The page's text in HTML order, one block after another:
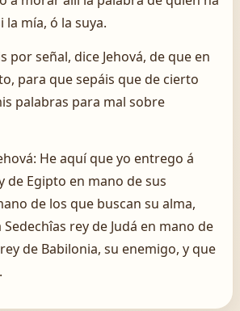
la mía, ó la suya.
por señal, dice Jehová, de que en
para que sepáis que de cierto
palabras para mal sobre
He aquí que yo entrego á
de Egipto en mano de sus
de los que buscan su alma,
rey de Judá en mano de
de Babilonia, su enemigo, y que